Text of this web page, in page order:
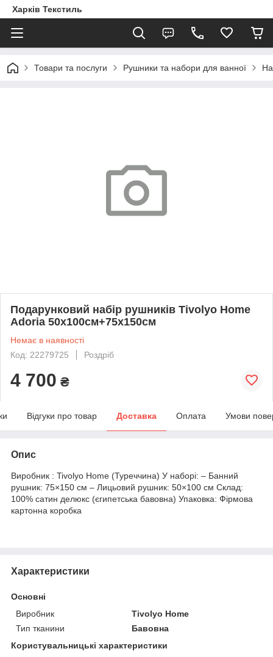
Харків Текстиль
Товари та послуги Рушники та набори для ванної
Подарунковий набір рушників Tivolyo Home
Adoria 50х100см+75х150см
Немає в наявності
Код: 22279725
Роздріб
4 700 ₴
Відгуки про товар Доставка Оплата Умови
Опис
Виробник : Tivolyo Home (Туреччина) У наборі: – Банний
рушник: 75×150 см – Лицьовий рушник: 50×100 см Склад:
100% сатин делюкс (єгипетська бавовна) Упаковка: Фірмова
картонна коробка
Характеристики
Основні
Виробник
Tivolyo Home
Тип тканини
Бавовна
Користувальницькі характеристики